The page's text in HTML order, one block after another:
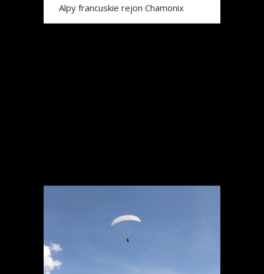
Alpy francuskie rejon Chamonix